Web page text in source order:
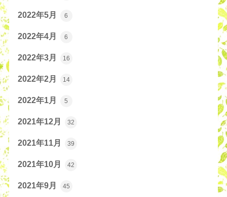
2022年5月 6
2022年4月 6
2022年3月 16
2022年2月 14
2022年1月 5
2021年12月 32
2021年11月 39
2021年10月 42
2021年9月 45